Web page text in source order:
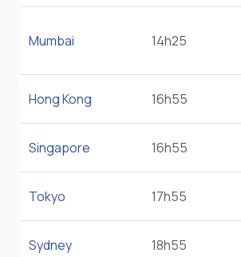
Mumbai 14h25
Hong Kong 16h55
Singapore 16h55
Tokyo 17h55
Sydney 18h55